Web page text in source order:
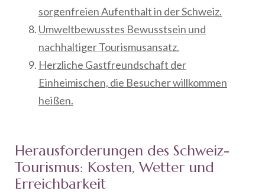
sorgenfreien Aufenthalt in der Schweiz.
Umweltbewusstes Bewusstsein und
nachhaltiger Tourismusansatz.
Herzliche Gastfreundschaft der
Einheimischen, die Besucher willkommen
heißen.
Herausforderungen des Schweiz-
Tourismus: Kosten, Wetter und
Erreichbarkeit